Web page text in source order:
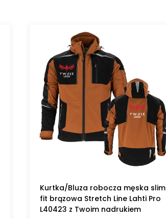
Kurtka/Bluza robocza męska slim
fit brązowa Stretch Line Lahti Pro
L40423 z Twoim nadrukiem